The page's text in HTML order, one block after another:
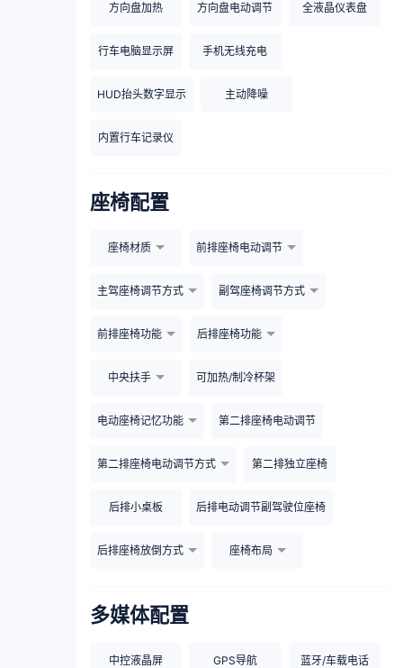
方向盘加热 方向盘电动调节 全液晶仪表盘
行车电脑显示屏 手机无线充电
HUD抬头数字显示 主动降噪
内置行车记录仪
座椅配置
座椅材质 前排座椅电动调节
主驾座椅调节方式 副驾座椅调节方式
前排座椅功能 后排座椅功能
中央扶手 可加热/制冷杯架
电动座椅记忆功能 第二排座椅电动调节
第二排座椅电动调节方式 第二排独立座椅
后排小桌板 后排电动调节副驾驶位座椅
后排座椅放倒方式 座椅布局
多媒体配置
中控液晶屏 GPS导航 蓝牙/车载电话